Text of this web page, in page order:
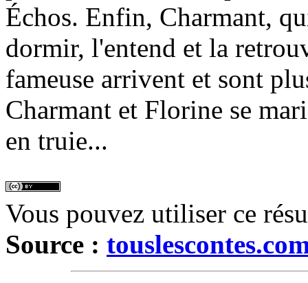
Échos. Enfin, Charmant,
dormir, l'entend et la
fameuse arrivent et sont
Charmant et Florine se
en truie...
Vous pouvez utiliser ce
Source :